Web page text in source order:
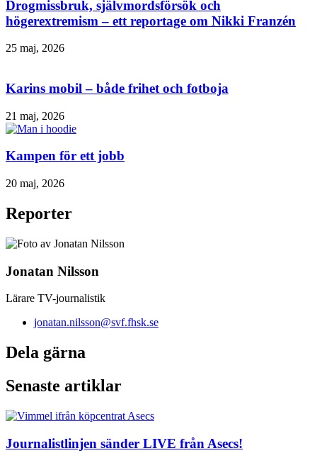
Drogmissbruk, självmordsförsök och
högerextremism – ett reportage om Nikki Franzén
25 maj, 2026
Karins mobil – både frihet och fotboja
21 maj, 2026
Kampen för ett jobb
20 maj, 2026
Reporter
Jonatan Nilsson
Lärare TV-journalistik
jonatan.nilsson@svf.fhsk.se
Dela gärna
Senaste artiklar
Journalistlinjen sänder LIVE från Asecs!